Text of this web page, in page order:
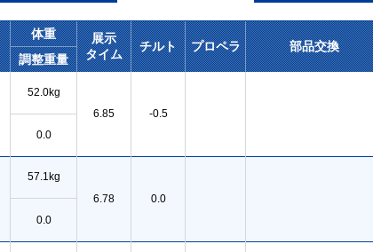
体重
展示
タイム
チルト プロペラ 部品交換
調整重量
52.0kg
6.85
-0.5
0.0
57.1kg
6.78
0.0
0.0